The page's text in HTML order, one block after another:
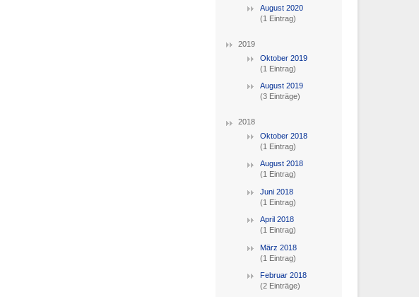
August 2020
(1 Eintrag)
2019
Oktober 2019
(1 Eintrag)
August 2019
(3 Einträge)
2018
Oktober 2018
(1 Eintrag)
August 2018
(1 Eintrag)
Juni 2018
(1 Eintrag)
April 2018
(1 Eintrag)
März 2018
(1 Eintrag)
Februar 2018
(2 Einträge)